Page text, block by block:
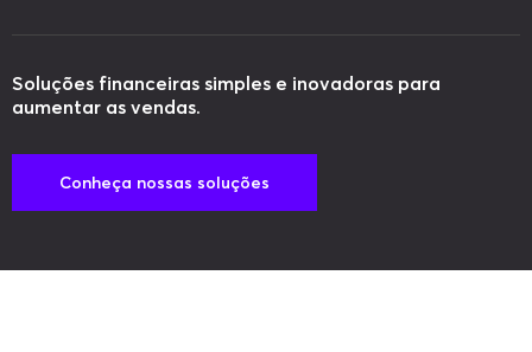
Soluções financeiras simples e inovadoras para
aumentar as vendas.
Conheça nossas soluções